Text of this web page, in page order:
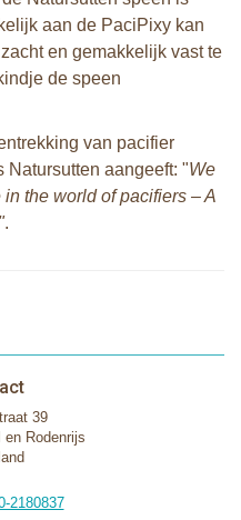
aan de PaciPixy kan
en gemakkelijk vast te
de speen
van pacifier
Natursutten aangeeft: "We
the world of pacifiers – A
.
39
Rodenrijs
2180837